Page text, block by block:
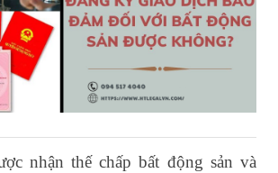
nhận thế chấp bất động sản và